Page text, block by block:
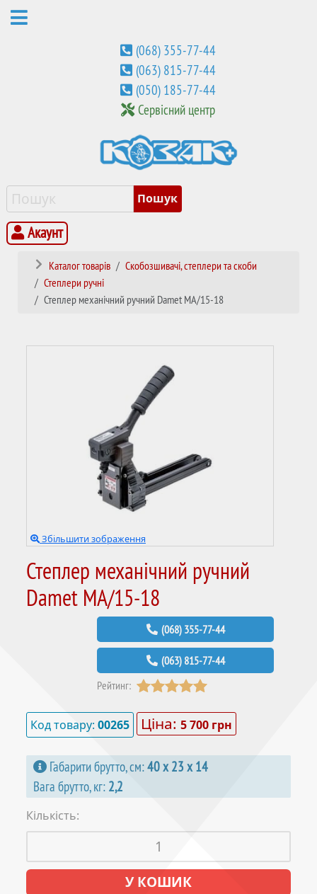
(068) 355-77-44
(063) 815-77-44
(050) 185-77-44
Сервісний центр
Акаунт
Каталог товарів
Скобозшивачі, степлери та скоби
Степлери ручні
Степлер механічний ручний Damet MA/15-18
Збільшити зображення
Степлер механічний ручний
Damet MA/15-18
(068) 355-77-44
(063) 815-77-44
Рейтинг:
Код товару: 00265 Ціна: 5 700 грн
Габарити брутто, см:40 х 23 х 14
Вага брутто, кг: 2,2
Кількість: